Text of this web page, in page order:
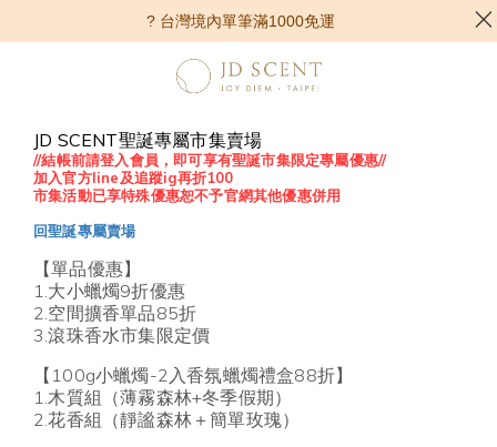
JD SCENT聖誕專屬市集賣場
//結帳前請登入會員，即可享有聖誕市集限定專屬優惠//
加入官方line及追蹤ig再折100
市集活動已享特殊優惠恕不予官網其他優惠併用
回聖誕專屬賣場
【單品優惠】
1.大小蠟燭9折優惠
2.空間擴香單品85折
3.滾珠香水市集限定價
【100g小蠟燭-2入香氛蠟燭禮盒88折】
1.木質組（薄霧森林+冬季假期）
2.花香組（靜謐森林＋簡單玫瑰）
? 台灣境內單筆滿1000免運